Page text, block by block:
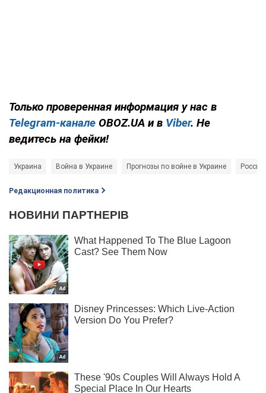
Только проверенная информация у нас в
Telegram-канале OBOZ.UA и в Viber. Не
ведитесь на фейки!
Украина Война в Украине Прогнозы по войне в Украине Россия
Редакционная политика